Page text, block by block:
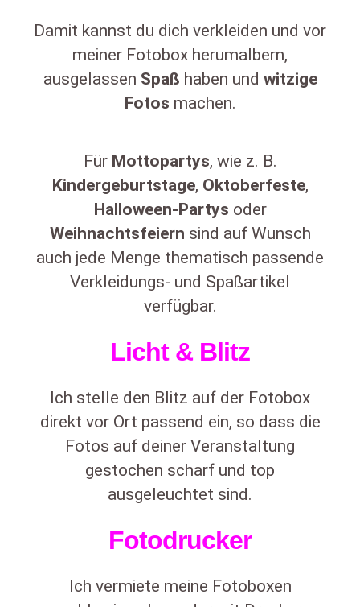
Damit kannst du dich verkleiden und vor
meiner Fotobox herumalbern,
ausgelassen Spaß haben und witzige
Fotos machen.
Für Mottopartys, wie z. B.
Kindergeburtstage, Oktoberfeste,
Halloween-Partys oder
Weihnachtsfeiern sind auf Wunsch
auch jede Menge thematisch passende
Verkleidungs- und Spaßartikel
verfügbar.
Licht & Blitz
Ich stelle den Blitz auf der Fotobox
direkt vor Ort passend ein, so dass die
Fotos auf deiner Veranstaltung
gestochen scharf und top
ausgeleuchtet sind.
Fotodrucker
Ich vermiete meine Fotoboxen